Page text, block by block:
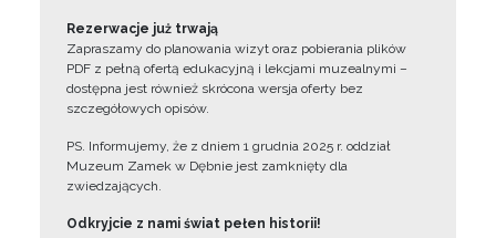
Rezerwacje już trwają
Zapraszamy do planowania wizyt oraz pobierania plików
PDF z pełną ofertą edukacyjną i lekcjami muzealnymi –
dostępna jest również skrócona wersja oferty bez
szczegółowych opisów.
PS. Informujemy, że z dniem 1 grudnia 2025 r. oddział
Muzeum Zamek w Dębnie jest zamknięty dla
zwiedzających.
Odkryjcie z nami świat pełen historii!